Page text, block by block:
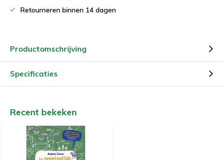
Retourneren binnen 14 dagen
Productomschrijving
Specificaties
Recent bekeken